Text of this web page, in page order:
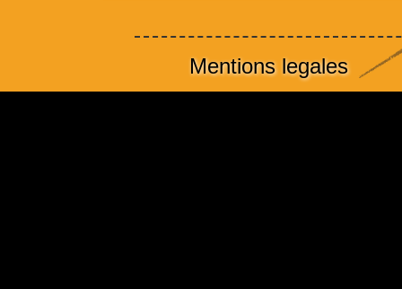
Mentions legales